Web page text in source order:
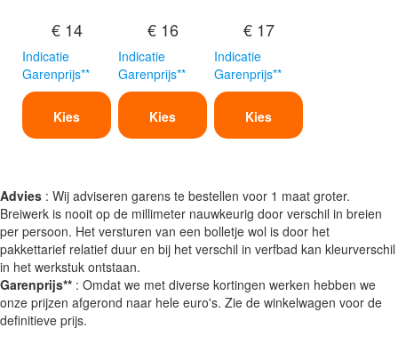
€ 14
Indicatie
Garenprijs**
Kies
€ 16
Indicatie
Garenprijs**
Kies
€ 17
Indicatie
Garenprijs**
Kies
Advies : Wij adviseren garens te bestellen voor 1 maat groter.
Breiwerk is nooit op de millimeter nauwkeurig door verschil in breien
per persoon. Het versturen van een bolletje wol is door het
pakkettarief relatief duur en bij het verschil in verfbad kan kleurverschil
in het werkstuk ontstaan.
Garenprijs** : Omdat we met diverse kortingen werken hebben we
onze prijzen afgerond naar hele euro's. Zie de winkelwagen voor de
definitieve prijs.